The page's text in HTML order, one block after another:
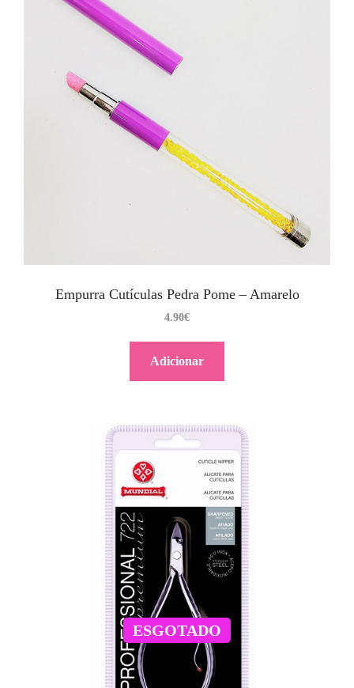
Empurra Cutículas Pedra Pome – Amarelo
4.90€
Adicionar
ESGOTADO